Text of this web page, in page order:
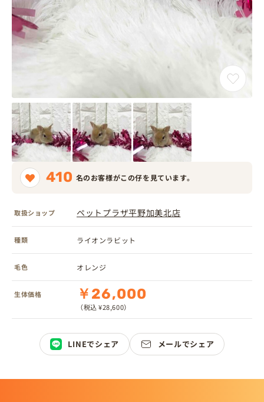
410 名のお客様がこの仔を見ています。
取扱ショップ ペットプラザ平野加美北店
種類 ライオンラビット
毛色 オレンジ
生体価格 ￥26,000
（税込 ¥28,600）
LINEでシェア メールでシェア